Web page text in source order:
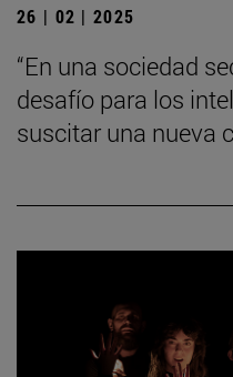
26 | 02 | 2025
“En una sociedad
desafío para los
suscitar una nueva